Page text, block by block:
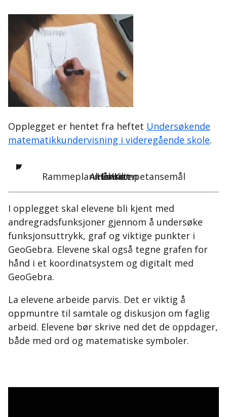
Opplegget er hentet fra heftet Undersøkende
matematikkundervisning i videregående skole.
Aktiviteten
I opplegget skal elevene bli kjent med
andregradsfunksjoner gjennom å undersøke
funksjonsuttrykk, graf og viktige punkter i
GeoGebra. Elevene skal også tegne grafen for
hånd i et koordinatsystem og digitalt med
GeoGebra.
La elevene arbeide parvis. Det er viktig å
oppmuntre til samtale og diskusjon om faglig
arbeid. Elevene bør skrive ned det de oppdager,
både med ord og matematiske symboler.
Hensikt
Emne
Rammeplanmål/Kompetansemål